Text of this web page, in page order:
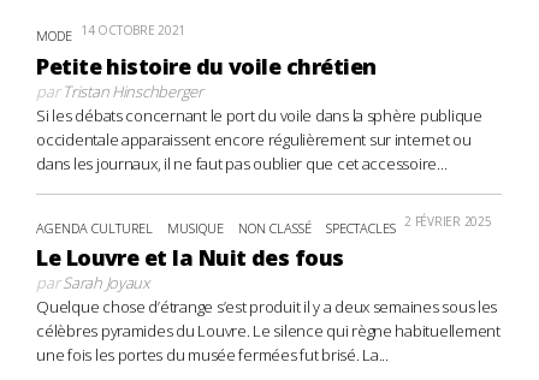
MODE 14 OCTOBRE 2021
Petite histoire du voile chrétien
parTristan Hinschberger
Si les débats concernant le port du voile dans la sphère publique
occidentale apparaissent encore régulièrement sur internet ou
dans les journaux, il ne faut pas oublier que cet accessoire...
AGENDA CULTUREL MUSIQUE NON CLASSÉ SPECTACLES 2 FÉVRIER 2025
Le Louvre et la Nuit des fous
parSarah Joyaux
Quelque chose d’étrange s’est produit il y a deux semaines sous les
célèbres pyramides du Louvre. Le silence qui règne habituellement
une fois les portes du musée fermées fut brisé. La...